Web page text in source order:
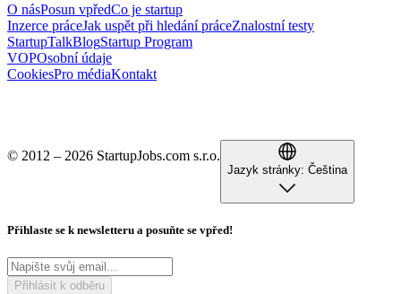
O násPosun vpředCo je startup
Inzerce práceJak uspět při hledání práceZnalostní testy
StartupTalkBlogStartup Program
VOPOsobní údaje
CookiesPro médiaKontakt
© 2012 – 2026 StartupJobs.com s.r.o.
Jazyk stránky: Čeština
Přihlaste se k newsletteru a posuňte se vpřed!
Přihlásit k odběru